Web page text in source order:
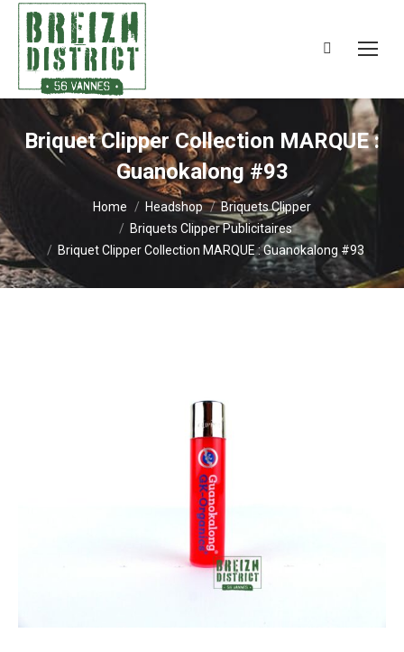
Search:
Briquet Clipper Collection MARQUE :
Guanokalong #93
You are here:Home Headshop
Briquets Clipper
Briquets Clipper Publicitaires
Briquet Clipper Collection MARQUE : Guanokalong #93